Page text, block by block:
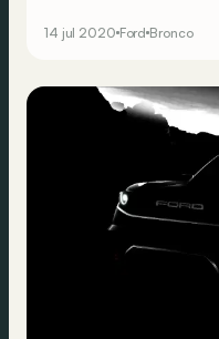
14 jul 2020 Ford Bronco